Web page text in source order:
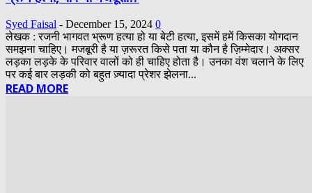
Syed Faisal - December 15, 2024 0
लेखक : रजनी भागवत भ्रूण हत्या हो या बेटी हत्या, इसमें हमें किसका योगदान
समझना चाहिए। मजबूरी है या ज़रूरत किसे पता या कौन है ज़िम्मेदार। अक्सर
लड़का लड़के के परिवार वालों को ही चाहिए होता है। उनका वंश चलाने के लिए
पर कई बार लड़की को बहुत ज़्यादा प्रेशर झेलना...
READ MORE